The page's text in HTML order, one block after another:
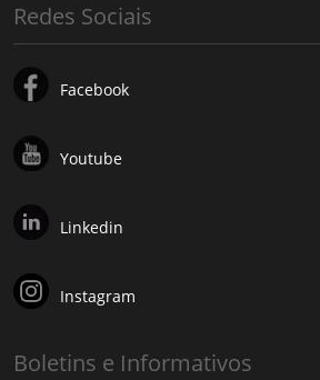
Redes Sociais
Facebook
Youtube
Linkedin
Instagram
Boletins e Informativos